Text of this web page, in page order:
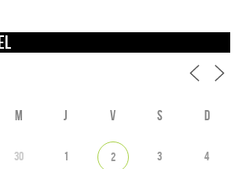
M J V S D
30 1 2 3 4